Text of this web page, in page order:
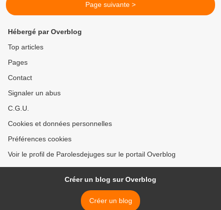
Page suivante >
Hébergé par Overblog
Top articles
Pages
Contact
Signaler un abus
C.G.U.
Cookies et données personnelles
Préférences cookies
Voir le profil de Parolesdejuges sur le portail Overblog
Créer un blog sur Overblog
Créer un blog